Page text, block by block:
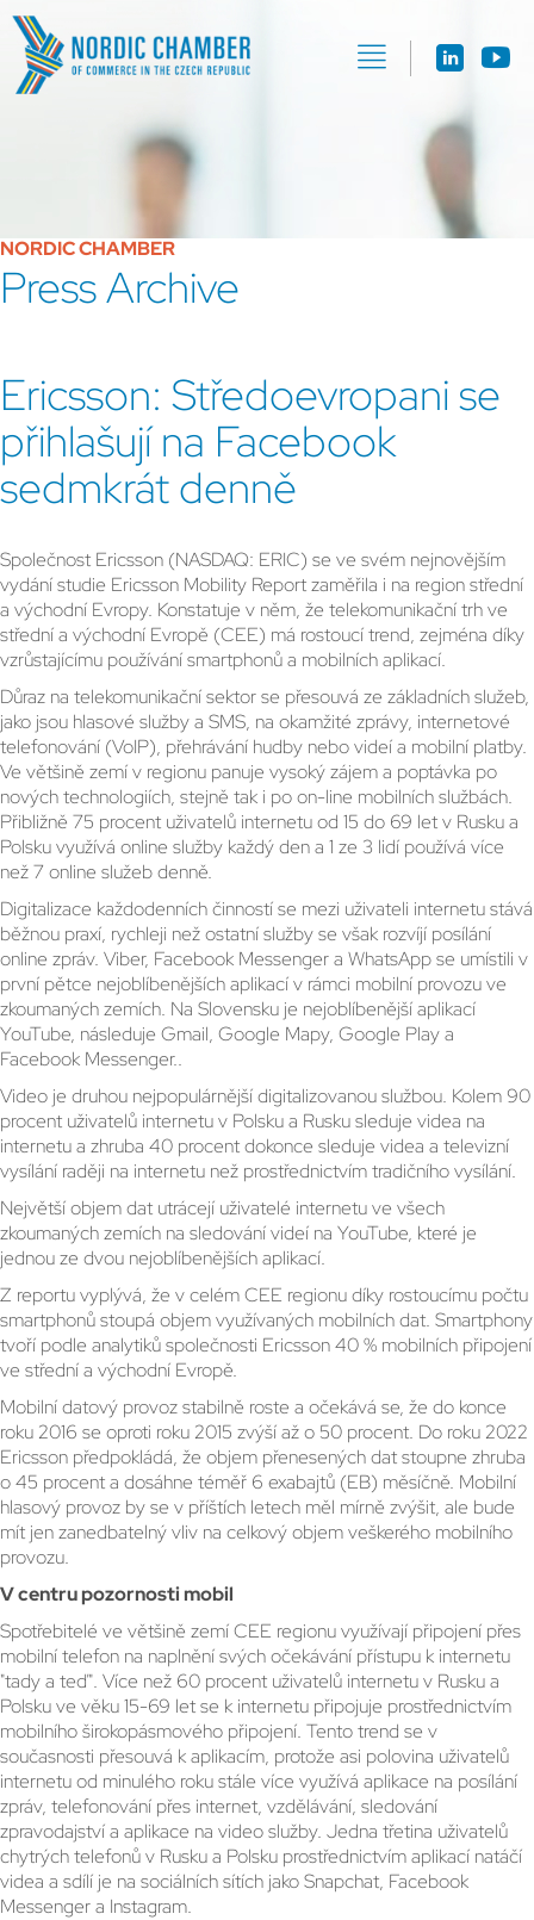
NORDIC CHAMBER
Press Archive
Ericsson: Středoevropani se
přihlašují na Facebook
sedmkrát denně
Společnost Ericsson (NASDAQ: ERIC) se ve svém nejnovějším
vydání studie Ericsson Mobility Report zaměřila i na region střední
a východní Evropy. Konstatuje v něm, že telekomunikační trh ve
střední a východní Evropě (CEE) má rostoucí trend, zejména díky
vzrůstajícímu používání smartphonů a mobilních aplikací.
Důraz na telekomunikační sektor se přesouvá ze základních služeb,
jako jsou hlasové služby a SMS, na okamžité zprávy, internetové
telefonování (VoIP), přehrávání hudby nebo videí a mobilní platby.
Ve většině zemí v regionu panuje vysoký zájem a poptávka po
nových technologiích, stejně tak i po on-line mobilních službách.
Přibližně 75 procent uživatelů internetu od 15 do 69 let v Rusku a
Polsku využívá online služby každý den a 1 ze 3 lidí používá více
než 7 online služeb denně.
Digitalizace každodenních činností se mezi uživateli internetu stává
běžnou praxí, rychleji než ostatní služby se však rozvíjí posílání
online zpráv. Viber, Facebook Messenger a WhatsApp se umístili v
první pětce nejoblíbenějších aplikací v rámci mobilní provozu ve
zkoumaných zemích. Na Slovensku je nejoblíbenější aplikací
YouTube, následuje Gmail, Google Mapy, Google Play a
Facebook Messenger..
Video je druhou nejpopulárnější digitalizovanou službou. Kolem 90
procent uživatelů internetu v Polsku a Rusku sleduje videa na
internetu a zhruba 40 procent dokonce sleduje videa a televizní
vysílání raději na internetu než prostřednictvím tradičního vysílání.
Největší objem dat utrácejí uživatelé internetu ve všech
zkoumaných zemích na sledování videí na YouTube, které je
jednou ze dvou nejoblíbenějších aplikací.
Z reportu vyplývá, že v celém CEE regionu díky rostoucímu počtu
smartphonů stoupá objem využívaných mobilních dat. Smartphony
tvoří podle analytiků společnosti Ericsson 40 % mobilních připojení
ve střední a východní Evropě.
Mobilní datový provoz stabilně roste a očekává se, že do konce
roku 2016 se oproti roku 2015 zvýší až o 50 procent. Do roku 2022
Ericsson předpokládá, že objem přenesených dat stoupne zhruba
o 45 procent a dosáhne téměř 6 exabajtů (EB) měsíčně. Mobilní
hlasový provoz by se v příštích letech měl mírně zvýšit, ale bude
mít jen zanedbatelný vliv na celkový objem veškerého mobilního
provozu.
V centru pozornosti mobil
Spotřebitelé ve většině zemí CEE regionu využívají připojení přes
mobilní telefon na naplnění svých očekávání přístupu k internetu
"tady a teď". Více než 60 procent uživatelů internetu v Rusku a
Polsku ve věku 15-69 let se k internetu připojuje prostřednictvím
mobilního širokopásmového připojení. Tento trend se v
současnosti přesouvá k aplikacím, protože asi polovina uživatelů
internetu od minulého roku stále více využívá aplikace na posílání
zpráv, telefonování přes internet, vzdělávání, sledování
zpravodajství a aplikace na video služby. Jedna třetina uživatelů
chytrých telefonů v Rusku a Polsku prostřednictvím aplikací natáčí
videa a sdílí je na sociálních sítích jako Snapchat, Facebook
Messenger a Instagram.